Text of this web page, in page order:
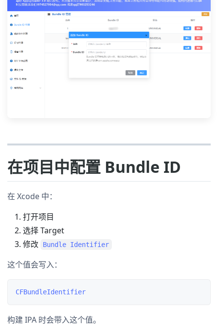
在项目中配置 Bundle ID
在 Xcode 中：
打开项目
选择 Target
修改
Bundle Identifier
这个值会写入：
构建 IPA 时会带入这个值。